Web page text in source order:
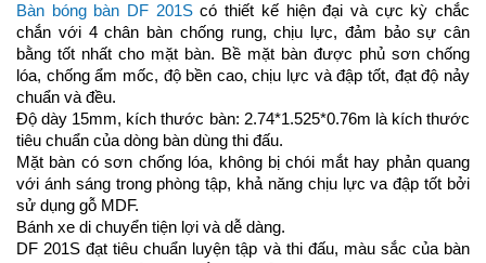
Bàn bóng bàn DF 201Scó thiết kế hiện đại và cực kỳ chắc
chắn với 4 chân bàn chống rung, chịu lực, đảm bảo sự cân
bằng tốt nhất cho mặt bàn. Bề mặt bàn được phủ sơn chống
lóa, chống ẩm mốc, độ bền cao, chịu lực và đập tốt, đạt độ nảy
chuẩn và đều.
Độ dày 15mm, kích thước bàn: 2.74*1.525*0.76m là kích thước
tiêu chuẩn của dòng bàn dùng thi đấu.
Mặt bàn có sơn chống lóa, không bị chói mắt hay phản quang
với ánh sáng trong phòng tập, khả năng chịu lực va đập tốt bởi
sử dụng gỗ MDF.
Bánh xe di chuyển tiện lợi và dễ dàng.
DF 201S đạt tiêu chuẩn luyện tập và thi đấu, màu sắc của bàn